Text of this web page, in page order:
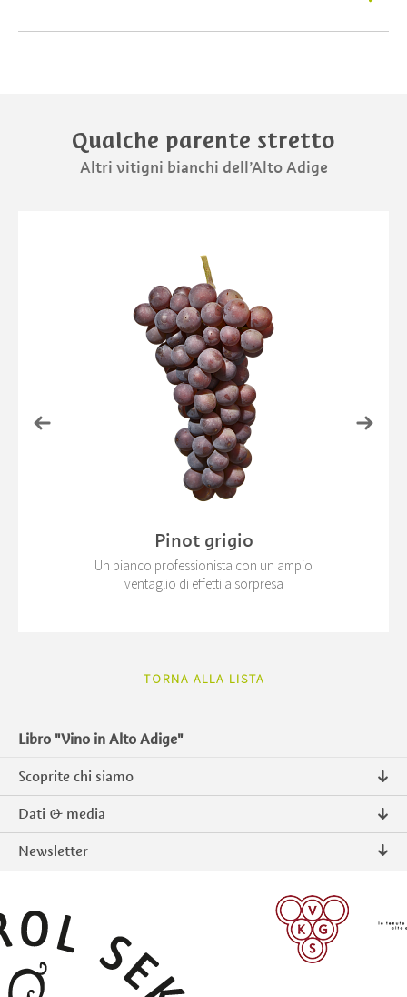
Qualche parente stretto
Altri vitigni bianchi dell’Alto Adige
Pinot grigio
Un bianco professionista con un ampio
ventaglio di effetti a sorpresa
TORNA ALLA LISTA
Libro "Vino in Alto Adige"
Scoprite chi siamo
Chi siamo
Contatto
Intranet
Dati & media
Comunicati stampa
Newsletter